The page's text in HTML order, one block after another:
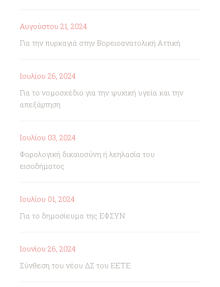
Αυγούστου 21, 2024
Για την πυρκαγιά στην Βορειοανατολική Αττική
Ιουλίου 26, 2024
Για το νομοσχέδιο για την ψυχική υγεία και την
απεξάρτηση
Ιουλίου 03, 2024
Φορολογική δικαιοσύνη ή λεηλασία του
εισοδήματος
Ιουλίου 01, 2024
Για το δημοσίευμα της ΕΦΣΥΝ
Ιουνίου 26, 2024
Σύνθεση του νέου ΔΣ του ΕΕΤΕ